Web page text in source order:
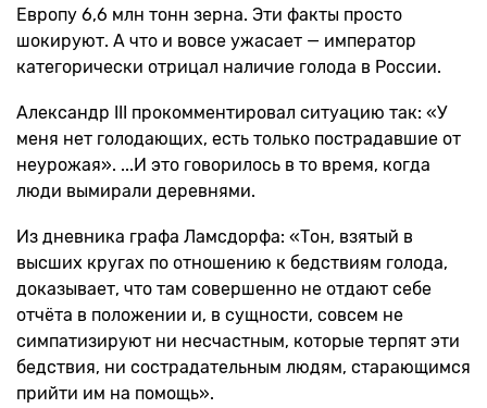
Европу 6,6 млн тонн зерна. Эти факты просто
шокируют. А что и вовсе ужасает — император
категорически отрицал наличие голода в России.
Александр ІІІ прокомментировал ситуацию так: «У
меня нет голодающих, есть только пострадавшие от
неурожая». ...И это говорилось в то время, когда
люди вымирали деревнями.
Из дневника графа Ламсдорфа: «Тон, взятый в
высших кругах по отношению к бедствиям голода,
доказывает, что там совершенно не отдают себе
отчёта в положении и, в сущности, совсем не
симпатизируют ни несчастным, которые терпят эти
бедствия, ни сострадательным людям, старающимся
прийти им на помощь».